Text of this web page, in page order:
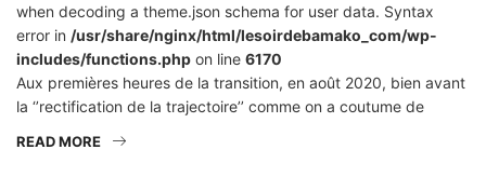
when decoding a theme.json schema for user data. Syntax
error in /usr/share/nginx/html/lesoirdebamako_com/wp-
includes/functions.php on line 6170
Aux premières heures de la transition, en août 2020, bien avant
la ‘’rectification de la trajectoire’’ comme on a coutume de
READ MORE